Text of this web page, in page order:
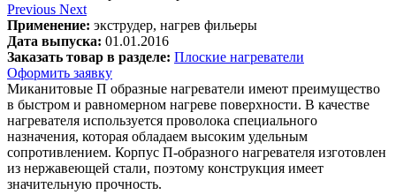
Previous Next
Применение: экструдер, нагрев фильеры
Дата выпуска: 01.01.2016
Заказать товар в разделе: Плоские нагреватели
Оформить заявку
Миканитовые П образные нагреватели имеют преимущество
в быстром и равномерном нагреве поверхности. В качестве
нагревателя используется проволока специального
назначения, которая обладаем высоким удельным
сопротивлением. Корпус П-образного нагревателя изготовлен
из нержавеющей стали, поэтому конструкция имеет
значительную прочность.